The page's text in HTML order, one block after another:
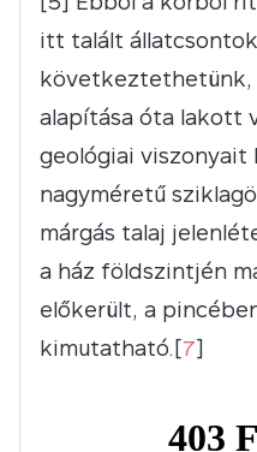
itt talált
következtethetünk,
alapítása óta lakott
geológiai viszonyait
nagyméretű
márgás talaj
a ház földszintjén
előkerült, a
kimutatható.[7]